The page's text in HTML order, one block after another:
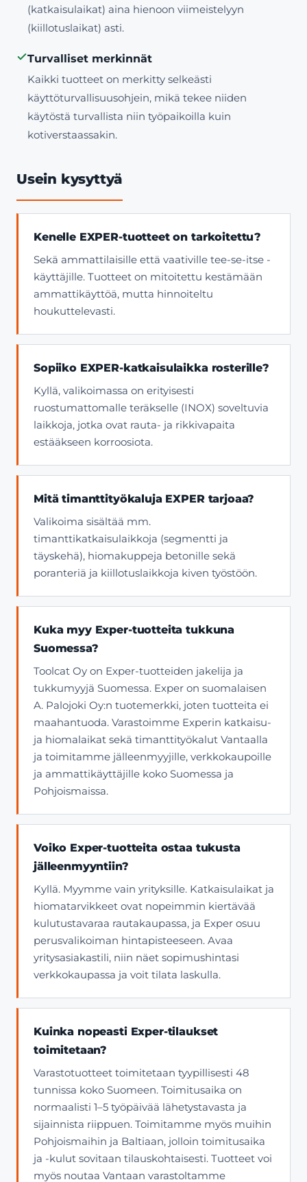
(katkaisulaikat) aina hienoon viimeistelyyn
(kiillotuslaikat) asti.
Turvalliset merkinnät
Kaikki tuotteet on merkitty selkeästi
käyttöturvallisuusohjein, mikä tekee niiden
käytöstä turvallista niin työpaikoilla kuin
kotiverstaassakin.
Usein kysyttyä
Kenelle EXPER-tuotteet on tarkoitettu?
Sekä ammattilaisille että vaativille tee-se-itse -
käyttäjille. Tuotteet on mitoitettu kestämään
ammattikäyttöä, mutta hinnoiteltu
houkuttelevasti.
Sopiiko EXPER-katkaisulaikka rosterille?
Kyllä, valikoimassa on erityisesti
ruostumattomalle teräkselle (INOX) soveltuvia
laikkoja, jotka ovat rauta- ja rikkivapaita
estääkseen korroosiota.
Mitä timanttityökaluja EXPER tarjoaa?
Valikoima sisältää mm.
timanttikatkaisulaikkoja (segmentti ja
täyskehä), hiomakuppeja betonille sekä
poranteriä ja kiillotuslaikkoja kiven työstöön.
Kuka myy Exper-tuotteita tukkuna
Suomessa?
Toolcat Oy on Exper-tuotteiden jakelija ja
tukkumyyjä Suomessa. Exper on suomalaisen
A. Palojoki Oy:n tuotemerkki, joten tuotteita ei
maahantuoda. Varastoimme Experin katkaisu-
ja hiomalaikat sekä timanttityökalut Vantaalla
ja toimitamme jälleenmyyjille, verkkokaupoille
ja ammattikäyttäjille koko Suomessa ja
Pohjoismaissa.
Voiko Exper-tuotteita ostaa tukusta
jälleenmyyntiin?
Kyllä. Myymme vain yrityksille. Katkaisulaikat ja
hiomatarvikkeet ovat nopeimmin kiertävää
kulutustavaraa rautakaupassa, ja Exper osuu
perusvalikoiman hintapisteeseen. Avaa
yritysasiakastili, niin näet sopimushintasi
verkkokaupassa ja voit tilata laskulla.
Kuinka nopeasti Exper-tilaukset
toimitetaan?
Varastotuotteet toimitetaan tyypillisesti 48
tunnissa koko Suomeen. Toimitusaika on
normaalisti 1–5 työpäivää lähetystavasta ja
sijainnista riippuen. Toimitamme myös muihin
Pohjoismaihin ja Baltiaan, jolloin toimitusaika
ja -kulut sovitaan tilauskohtaisesti. Tuotteet voi
myös noutaa Vantaan varastoltamme